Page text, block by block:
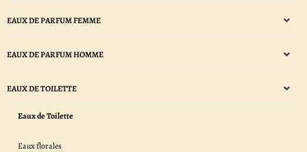
EAUX DE PARFUM FEMME
EAUX DE PARFUM HOMME
EAUX DE TOILETTE
Eaux de Toilette
Eaux florales